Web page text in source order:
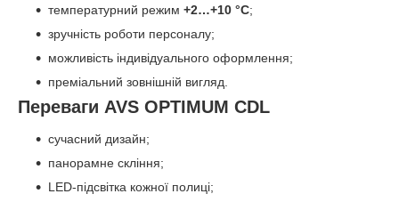
температурний режим +2…+10 °C;
зручність роботи персоналу;
можливість індивідуального оформлення;
преміальний зовнішній вигляд.
Переваги AVS OPTIMUM CDL
сучасний дизайн;
панорамне скління;
LED-підсвітка кожної полиці;